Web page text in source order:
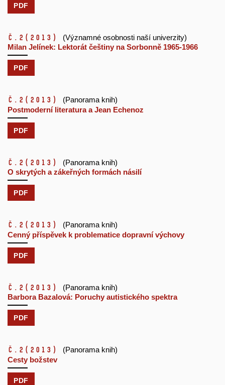
PDF
č.2 (2013)
(Významné osobnosti naší univerzity)
Milan Jelínek: Lektorát češtiny na Sorbonně 1965-1966
PDF
č.2 (2013)
(Panorama knih)
Postmoderní literatura a Jean Echenoz
PDF
č.2 (2013)
(Panorama knih)
O skrytých a zákeřných formách násilí
PDF
č.2 (2013)
(Panorama knih)
Cenný příspěvek k problematice dopravní výchovy
PDF
č.2 (2013)
(Panorama knih)
Barbora Bazalová: Poruchy autistického spektra
PDF
č.2 (2013)
(Panorama knih)
Cesty božstev
PDF